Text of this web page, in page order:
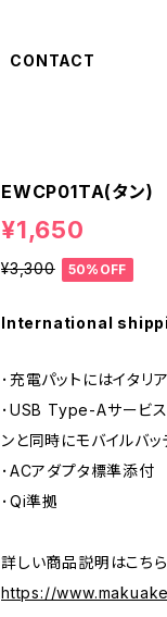
CONTACT
EWCP01TA(タン)
¥1,650
¥3,300 50%OFF
International
･充電パットにはイタリ
･USB Type-Aサービス
ンと同時にモバイルバ
･ACアダプタ標準添付
･Qi準拠
詳しい商品説明はこち
https://